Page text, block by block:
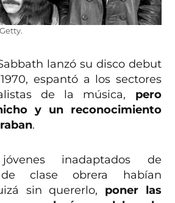
lanzó su disco debut
espantó a los sectores
de la música, pero
y un reconocimiento
.
inadaptados de
clase obrera habían
sin quererlo, poner las